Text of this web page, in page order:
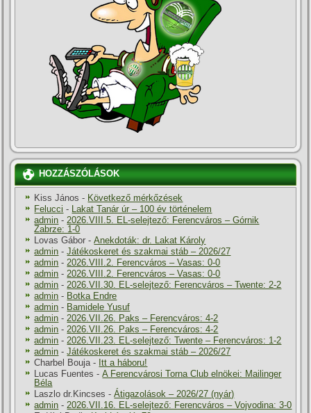
HOZZÁSZÓLÁSOK
Kiss János - Következő mérkőzések
Felucci - Lakat Tanár úr – 100 év történelem
admin - 2026.VIII.5. EL-selejtező: Ferencváros – Górnik
Zabrze: 1-0
Lovas Gábor -Anekdoták: dr. Lakat Károly
admin -Játékoskeret és szakmai stáb – 2026/27
admin - 2026.VIII.2. Ferencváros – Vasas: 0-0
admin - 2026.VIII.2. Ferencváros – Vasas: 0-0
admin - 2026.VII.30. EL-selejtező: Ferencváros – Twente: 2-2
admin - Botka Endre
admin - Bamidele Yusuf
admin - 2026.VII.26. Paks – Ferencváros: 4-2
admin - 2026.VII.26. Paks – Ferencváros: 4-2
admin - 2026.VII.23. EL-selejtező: Twente – Ferencváros: 1-2
admin -Játékoskeret és szakmai stáb – 2026/27
Charbel Bouja - Itt a háboru!
Lucas Fuentes -A Ferencvárosi Torna Club elnökei: Mailinger
Béla
Laszlo dr.Kincses -Átigazolások – 2026/27 (nyár)
admin - 2026.VII.16. EL-selejtező: Ferencváros – Vojvodina: 3-0